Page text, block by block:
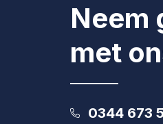
Neem
met
0344 673